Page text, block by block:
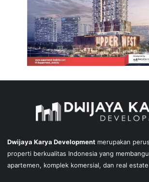
Dwijaya Karya Development merupakan
properti berkualitas Indonesia yang
apartemen, komplek komersial, dan real